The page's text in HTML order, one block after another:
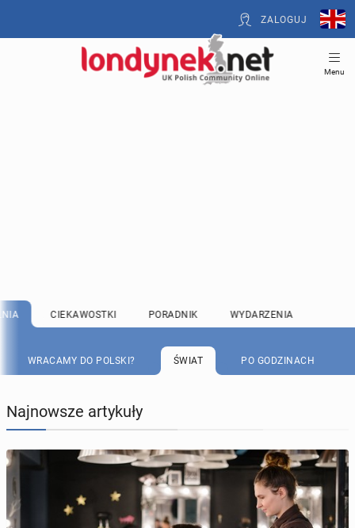
ZALOGUJ
Menu
CIEKAWOSTKI PORADNIK WYDARZENIA
WRACAMY DO POLSKI? ŚWIAT PO GODZINACH
Najnowsze artykuły